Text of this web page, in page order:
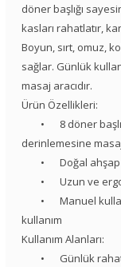
döner başlığı
kasları rahatlatır,
Boyun, sırt, omuz,
sağlar. Günlük
masaj aracıdır.
Ürün Özellikleri:
•
8 döner
derinlemesine
•
Doğal
•
Uzun ve
•
Manuel
kullanım
Kullanım Alanları:
•
Günlük